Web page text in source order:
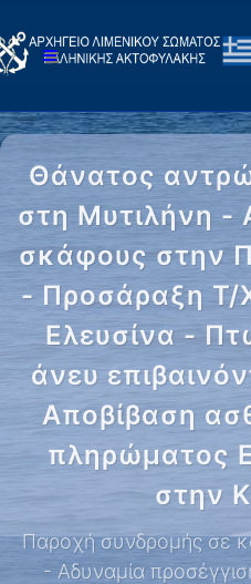
Θάνατος
στη Μυτιλήνη -
σκάφους στην
- Προσάραξη Τ/
Ελευσίνα -
άνευ
Αποβίβαση
πληρώματος
στην
Παροχή συνδρομής σε
- Αδυναμία